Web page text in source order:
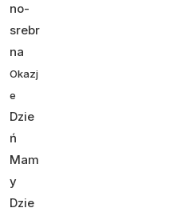
no-
srebr
na
Okazj
e
Dzie
ń
Mam
y
Dzie